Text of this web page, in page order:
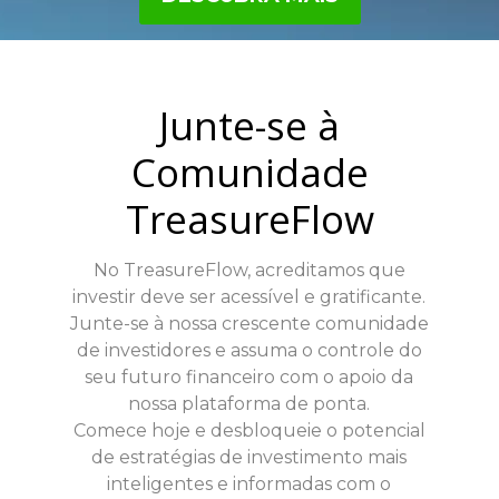
do setor, garantindo que suas informações
Junte-se à
Comunidade
TreasureFlow
No TreasureFlow, acreditamos que
investir deve ser acessível e gratificante.
Junte-se à nossa crescente comunidade
de investidores e assuma o controle do
seu futuro financeiro com o apoio da
nossa plataforma de ponta.
Comece hoje e desbloqueie o potencial
de estratégias de investimento mais
inteligentes e informadas com o